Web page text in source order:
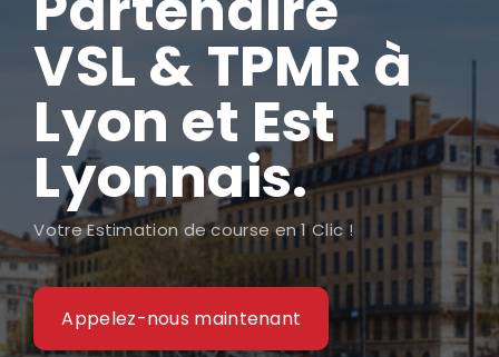
VSL & TPMR à
Lyon et Est
Lyonnais.
Votre Estimation de course en 1 Clic !
Appelez-nous maintenant